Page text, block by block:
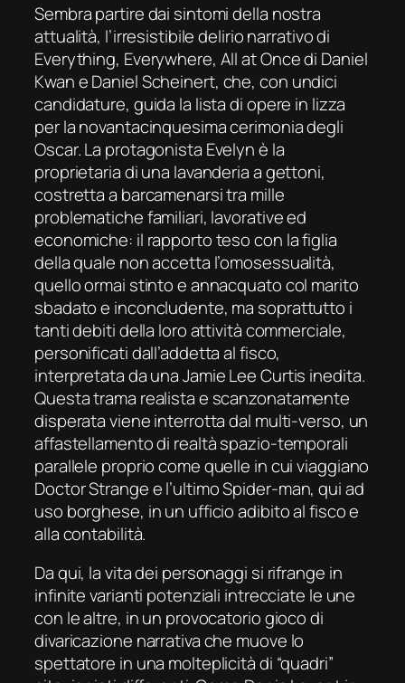
Sembra partire dai sintomi della nostra
attualità, l’irresistibile delirio narrativo di
Everything, Everywhere, All atOncedi Daniel
Kwan e Daniel Scheinert, che, con undici
candidature, guida la lista di opere in lizza
per la novantacinquesima cerimonia degli
Oscar. La protagonista Evelyn è la
proprietaria di una lavanderia a gettoni,
costretta a barcamenarsi tra mille
problematiche familiari, lavorative ed
economiche: il rapporto teso con la figlia
della quale non accetta l’omosessualità,
quello ormai stinto e annacquato col marito
sbadato e inconcludente, ma soprattutto i
tanti debiti della loro attività commerciale,
personificati dall’addetta al fisco,
interpretata da una Jamie Lee Curtis inedita.
Questa trama realista e scanzonatamente
disperata viene interrotta dal multi-verso, un
affastellamento di realtà spazio-temporali
parallele proprio come quelle in cui viaggiano
Doctor Strangee l’ultimoSpider-man, qui ad
uso borghese, in un ufficio adibito al fisco e
alla contabilità.
Da qui, la vita dei personaggi si rifrange in
infinite varianti potenziali intrecciate le une
con le altre, in un provocatorio gioco di
divaricazione narrativa che muove lo
spettatore in una molteplicità di “quadri”